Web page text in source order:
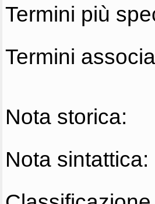
Termini più
Termini
Nota storica:
Nota sintattica: